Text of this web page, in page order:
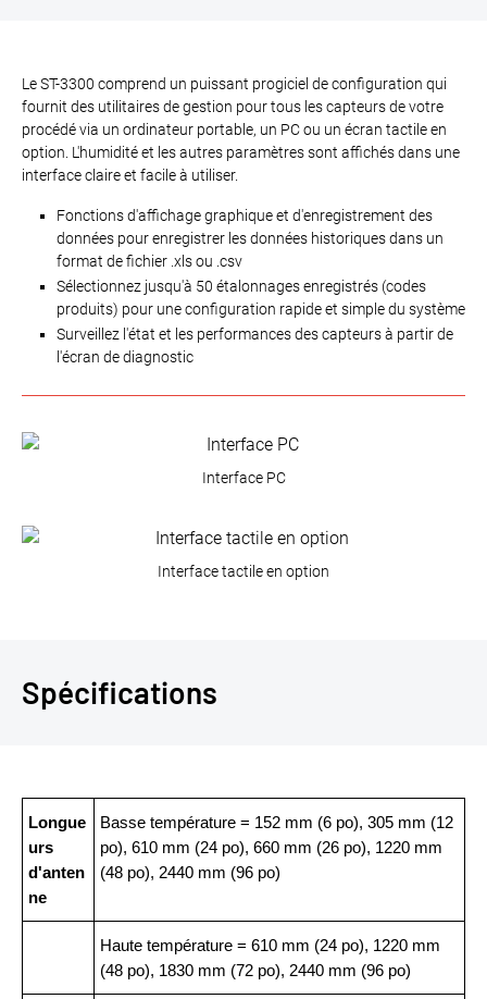
Le ST-3300 comprend un puissant progiciel de configuration qui
fournit des utilitaires de gestion pour tous les capteurs de votre
procédé via un ordinateur portable, un PC ou un écran tactile en
option. L'humidité et les autres paramètres sont affichés dans une
interface claire et facile à utiliser.
Fonctions d'affichage graphique et d'enregistrement des
données pour enregistrer les données historiques dans un
format de fichier .xls ou .csv
Sélectionnez jusqu'à 50 étalonnages enregistrés (codes
produits) pour une configuration rapide et simple du système
Surveillez l'état et les performances des capteurs à partir de
l'écran de diagnostic
Interface PC
Interface tactile en option
Spécifications
Longue
urs
d'anten
ne
Basse température = 152 mm (6 po), 305 mm (12
po), 610 mm (24 po), 660 mm (26 po), 1220 mm
(48 po), 2440 mm (96 po)
Haute température = 610 mm (24 po), 1220 mm
(48 po), 1830 mm (72 po), 2440 mm (96 po)